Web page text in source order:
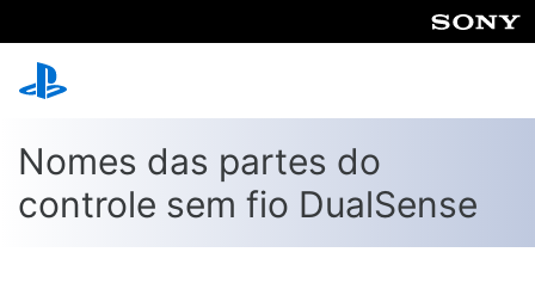
Nomes das partes do
controle sem fio DualSense